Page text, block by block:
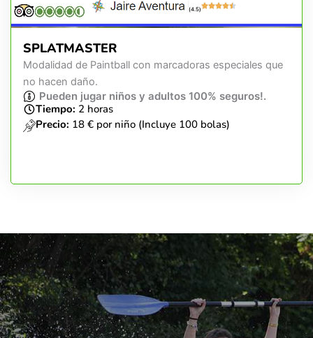
(4.5)
SPLATMASTER
Modalidad de Paintball con marcadoras especiales que
no hacen daño.
Pueden jugar niños y adultos 100% seguros!.
Tiempo: 2 horas
Precio: 18 € por niño (Incluye 100 bolas)